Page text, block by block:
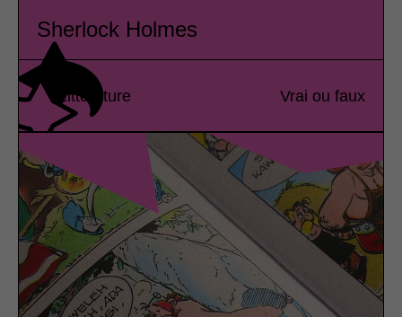
Sherlock Holmes
Littérature Vrai ou faux